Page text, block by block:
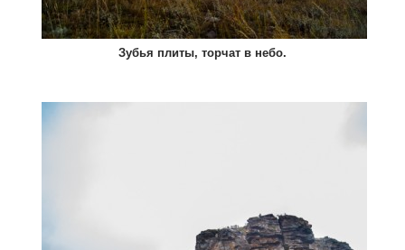
Зубья плиты, торчат в небо.